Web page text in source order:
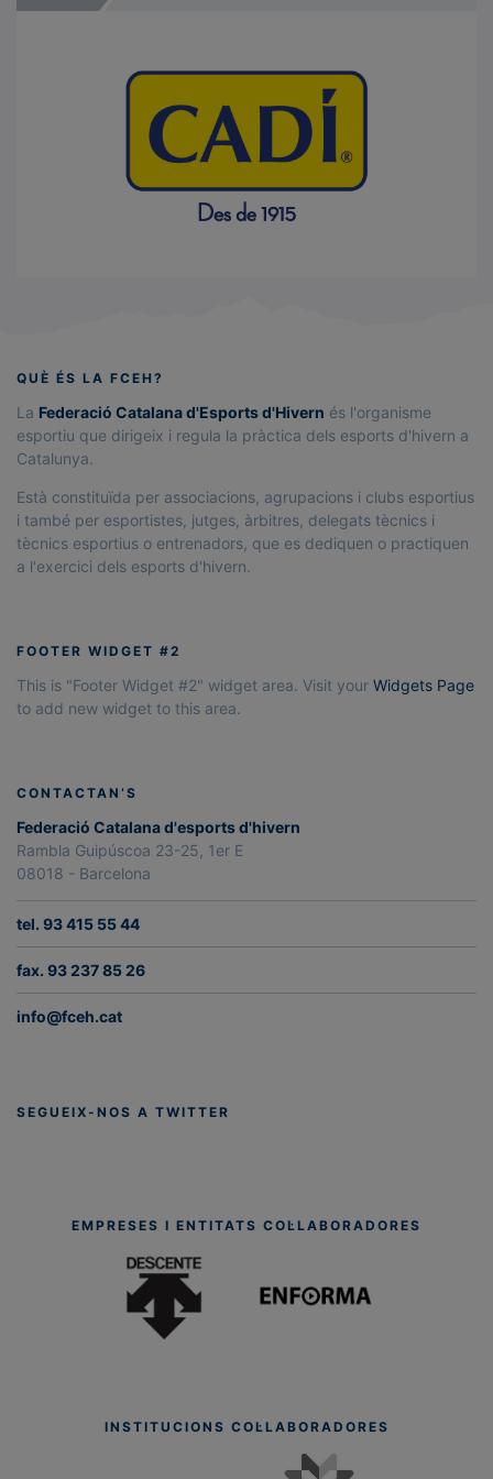
QUÈ ÉS LA FCEH?
La Federació Catalana d'Esports d'Hivern és l'organisme
esportiu que dirigeix i regula la pràctica dels esports d'hivern a
Catalunya.
Està constituïda per associacions, agrupacions i clubs esportius
i també per esportistes, jutges, àrbitres, delegats tècnics i
tècnics esportius o entrenadors, que es dediquen o practiquen
a l'exercici dels esports d'hivern.
FOOTER WIDGET #2
This is "Footer Widget #2" widget area. Visit your Widgets Page
to add new widget to this area.
CONTACTAN’S
Federació Catalana d'esports d'hivern
Rambla Guipúscoa 23-25, 1er E
08018 - Barcelona
tel. 93 415 55 44
fax. 93 237 85 26
info@fceh.cat
SEGUEIX-NOS A TWITTER
EMPRESES I ENTITATS COL·LABORADORES
INSTITUCIONS COL·LABORADORES